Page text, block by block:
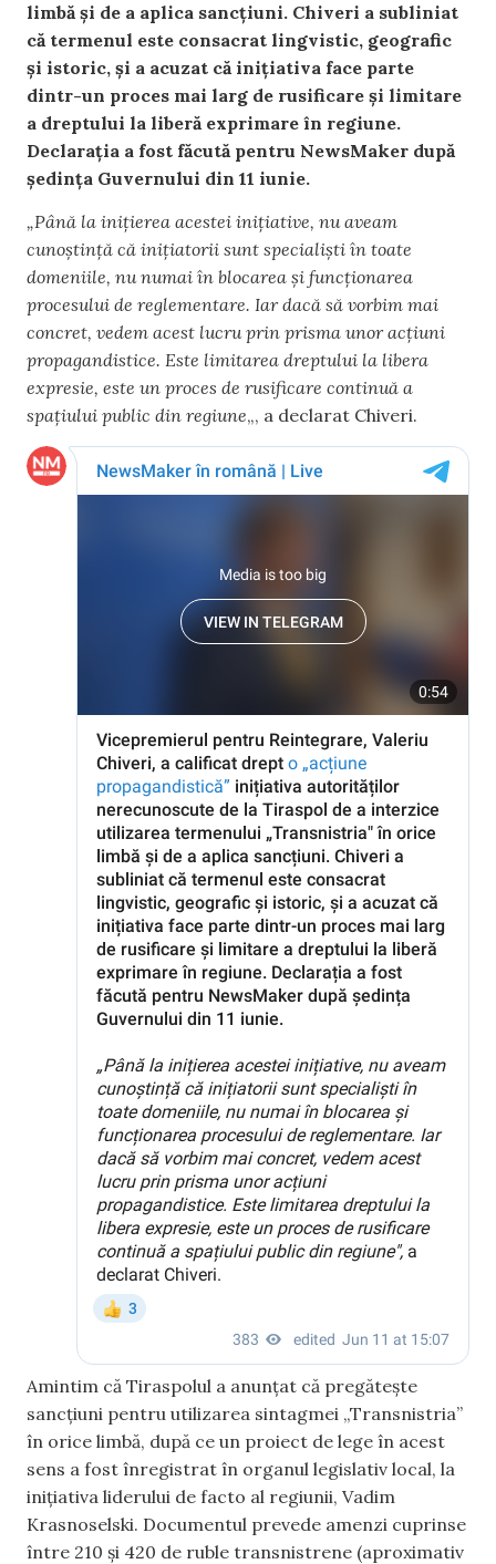
limbă și de a aplica sancțiuni. Chiveri a subliniat
că termenul este consacrat lingvistic, geografic
și istoric, și a acuzat că inițiativa face parte
dintr-un proces mai larg de rusificare și limitare
a dreptului la liberă exprimare în regiune.
Declarația a fost făcută pentru NewsMaker după
ședința Guvernului din 11 iunie.
„Până la inițierea acestei inițiative, nu aveam
cunoștință că inițiatorii sunt specialiști în toate
domeniile, nu numai în blocarea și funcționarea
procesului de reglementare. Iar dacă să vorbim mai
concret, vedem acest lucru prin prisma unor acțiuni
propagandistice. Este limitarea dreptului la libera
expresie, este un proces de rusificare continuă a
spațiului public din regiune„, a declarat Chiveri.
Amintim că Tiraspolul a anunțat că pregătește
sancțiuni pentru utilizarea sintagmei „Transnistria”
în orice limbă, după ce un proiect de lege în acest
sens a fost înregistrat în organul legislativ local, la
inițiativa liderului de facto al regiunii, Vadim
Krasnoselski. Documentul prevede amenzi cuprinse
între 210 și 420 de ruble transnistrene (aproximativ